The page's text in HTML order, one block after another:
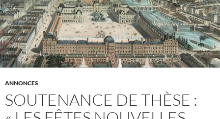
ANNONCES
SOUTENANCE DE THÈSE :